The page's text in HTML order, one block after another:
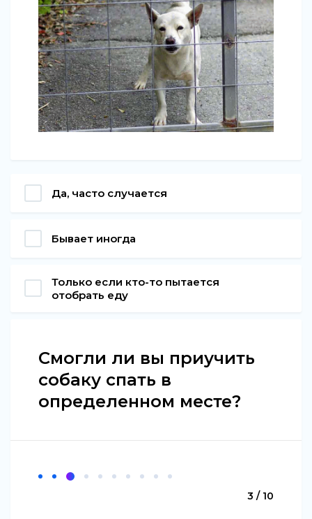
Да, часто случается
Бывает иногда
Только если кто-то пытается
отобрать еду
Смогли ли вы приучить
собаку спать в
определенном месте?
3 / 10